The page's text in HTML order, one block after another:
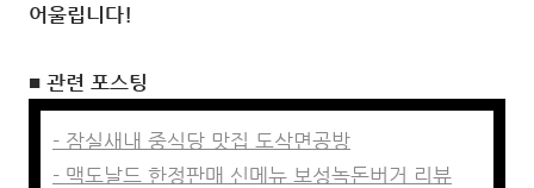
어울립니다!
■ 관련 포스팅
- 잠실새내 중식당 맛집 도삭면공방
- 맥도날드 한정판매 신메뉴 보성녹돈버거 리뷰